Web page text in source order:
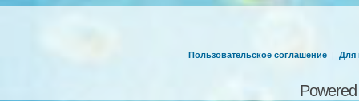
Пользовательское соглашение | Для